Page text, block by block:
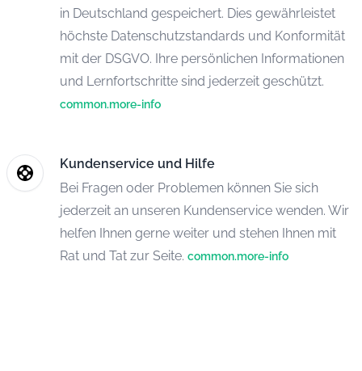
in Deutschland gespeichert. Dies gewährleistet
höchste Datenschutzstandards und Konformität
mit der DSGVO. Ihre persönlichen Informationen
und Lernfortschritte sind jederzeit geschützt.
common.more-info
Kundenservice und Hilfe
Bei Fragen oder Problemen können Sie sich
jederzeit an unseren Kundenservice wenden. Wir
helfen Ihnen gerne weiter und stehen Ihnen mit
Rat und Tat zur Seite. common.more-info